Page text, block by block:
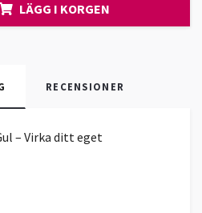
LÄGG I KORGEN
RECENSIONER
– Virka ditt eget